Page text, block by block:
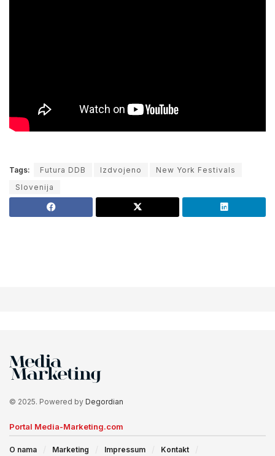
Tags: Futura DDB Izdvojeno
New York Festivals
Slovenija
© 2025. Powered by Degordian
Portal Media-Marketing.com
O nama Marketing Impressum Kontakt